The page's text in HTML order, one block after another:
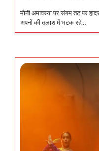
मौनी अमावस्या पर संगम तट पर
अपनों की तलाश में भटक रहे…